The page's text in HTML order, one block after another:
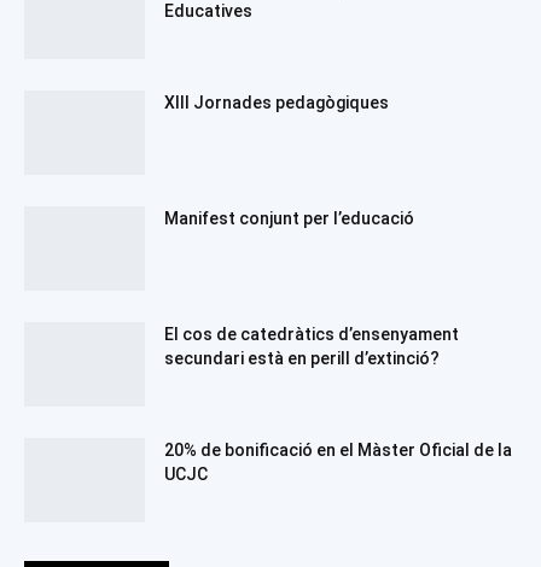
Educatives
XIII Jornades pedagògiques
Manifest conjunt per l’educació
El cos de catedràtics d’ensenyament
secundari està en perill d’extinció?
20% de bonificació en el Màster Oficial de la
UCJC